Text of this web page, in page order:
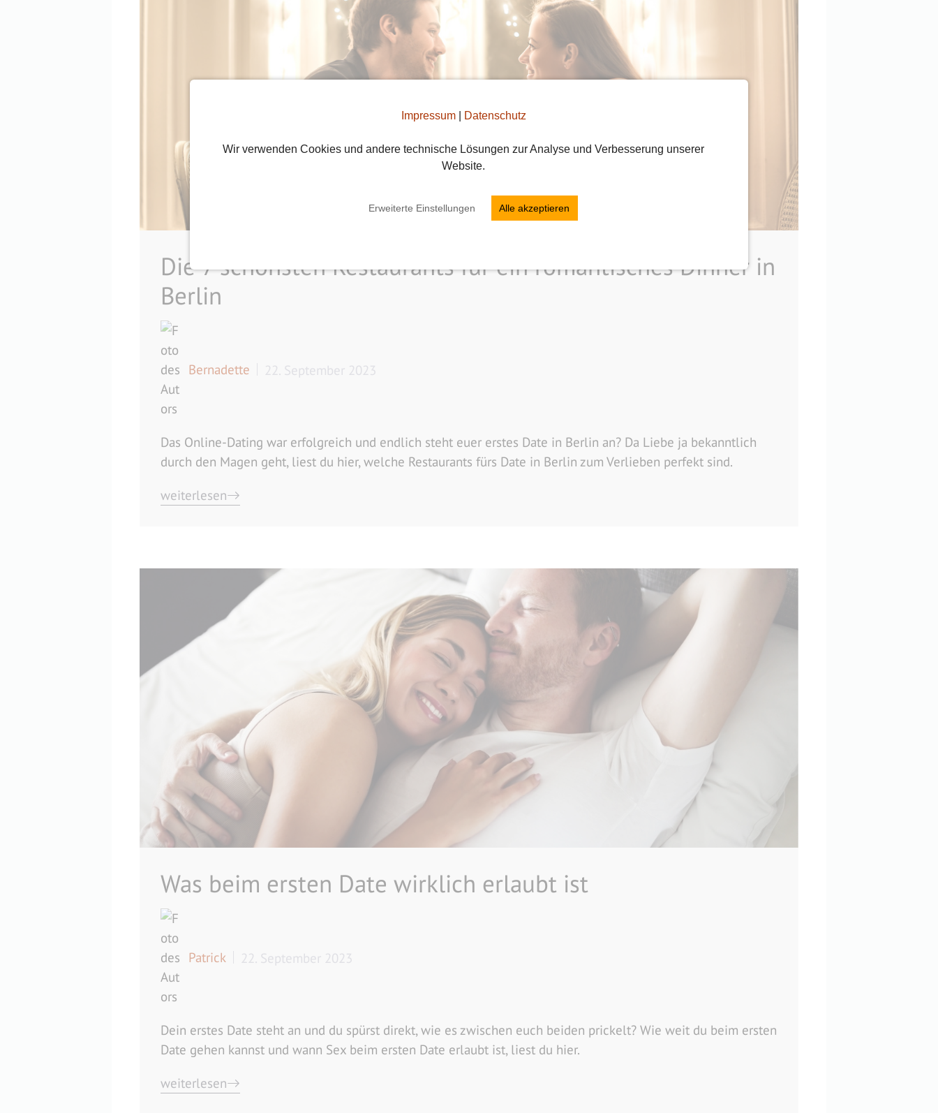
Impressum| Datenschutz
Wir verwenden Cookies und andere technische Lösungen zur Analyse und Verbesserung unserer
Website.
Erweiterte Einstellungen Alle akzeptieren
Die 7 schönsten Restaurants für ein romantisches Dinner in
Berlin
Bernadette 22. September 2023
Das Online-Dating war erfolgreich und endlich steht euer erstes Date in Berlin an? Da Liebe ja bekanntlich
durch den Magen geht, liest du hier, welche Restaurants fürs Date in Berlin zum Verlieben perfekt sind.
weiterlesen
Was beim ersten Date wirklich erlaubt ist
Patrick 22. September 2023
Dein erstes Date steht an und du spürst direkt, wie es zwischen euch beiden prickelt? Wie weit du beim ersten
Date gehen kannst und wann Sex beim ersten Date erlaubt ist, liest du hier.
weiterlesen